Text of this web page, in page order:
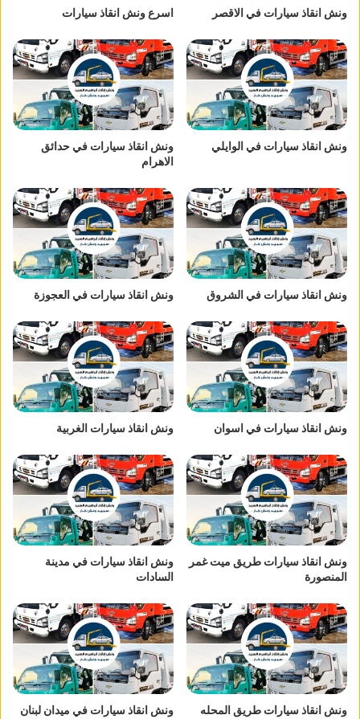
ونش انقاذ سيارات في الاقصر اسرع ونش انقاذ سيارات
ونش انقاذ سيارات في الوايلي
ونش انقاذ سيارات في حدائق
الاهرام
ونش انقاذ سيارات في الشروق ونش انقاذ سيارات في العجوزة
ونش انقاذ سيارات في اسوان ونش انقاذ سيارات الغربية
ونش انقاذ سيارات طريق ميت غمر
المنصورة
ونش انقاذ سيارات في مدينة
السادات
ونش انقاذ سيارات طريق المحله
ونش انقاذ سيارات في ميدان لبنان